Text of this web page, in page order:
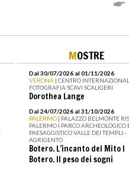
MOSTRE
Dal 30/07/2026 al 01/11/2026
VERONA | CENTRO
FOTOGRAFIA SCAVI SCALIGERI
Dorothea Lange
Dal 24/07/2026 al 31/10/2026
PALERMO | PALAZZO BELMONTE
PALERMO I PARCO ARCHEOLOGICO
PAESAGGISTICO VALLE DEI TEMPLI -
AGRIGENTO
Botero. L’incanto del Mito I
Botero. Il peso dei sogni